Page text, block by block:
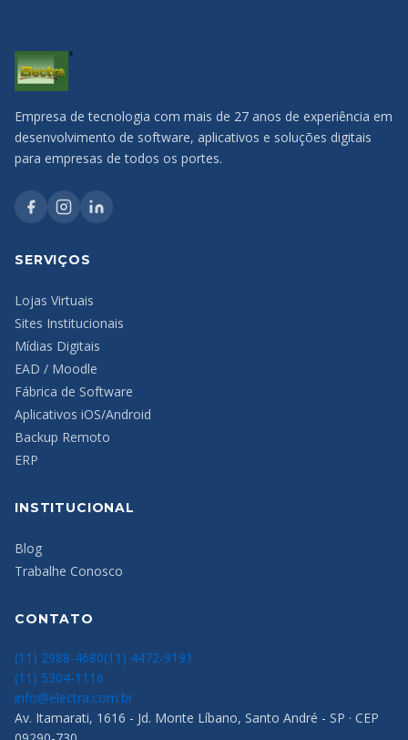
Empresa de tecnologia com mais de 27 anos de experiência em
desenvolvimento de software, aplicativos e soluções digitais
para empresas de todos os portes.
SERVIÇOS
Lojas Virtuais
Sites Institucionais
Mídias Digitais
EAD / Moodle
Fábrica de Software
Aplicativos iOS/Android
Backup Remoto
ERP
INSTITUCIONAL
Blog
Trabalhe Conosco
CONTATO
(11) 2988-4680(11) 4472-9191
(11) 5304-1116
info@electra.com.br
Av. Itamarati, 1616 - Jd. Monte Líbano, Santo André - SP · CEP